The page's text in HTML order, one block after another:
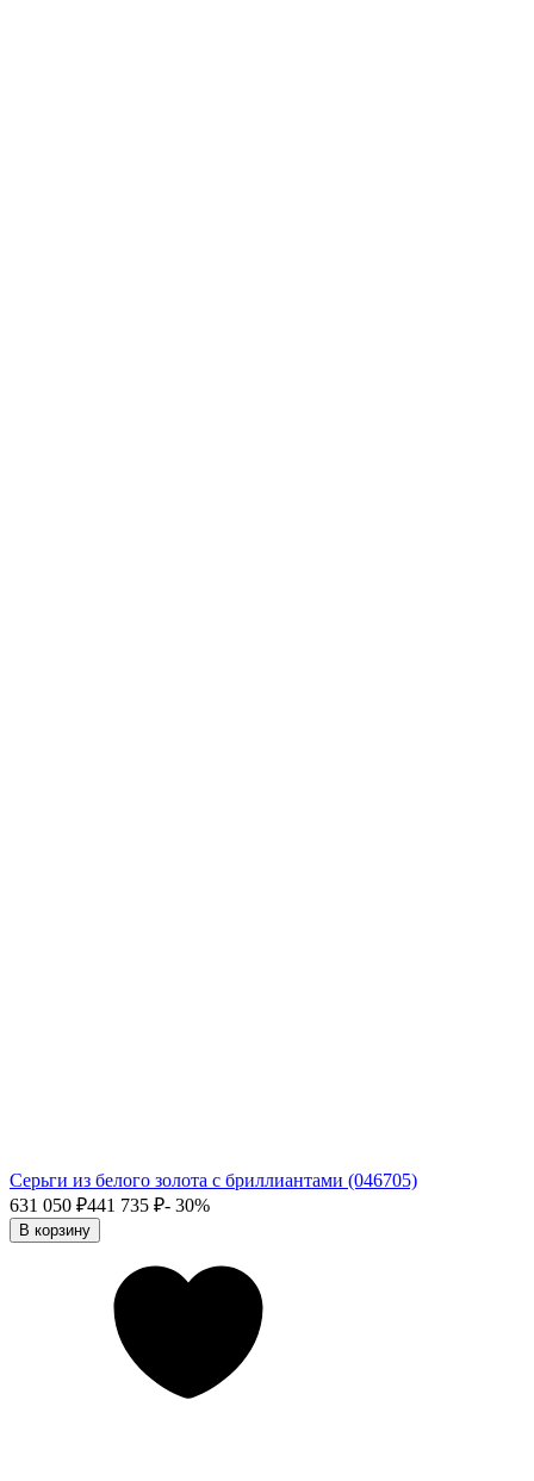
Серьги из белого золота с бриллиантами (046705)
631 050 ₽441 735 ₽- 30%
В корзину